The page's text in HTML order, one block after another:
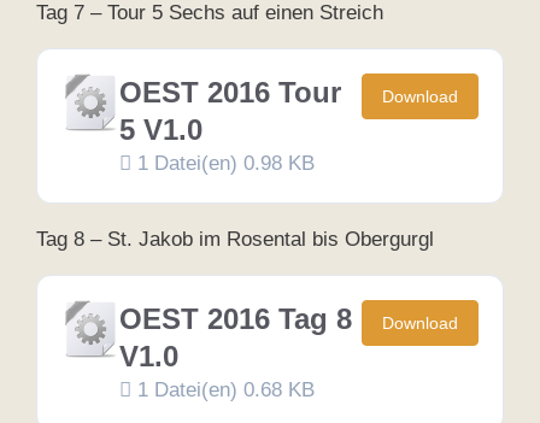
Tag 7 – Tour 5 Sechs auf einen Streich
OEST 2016 Tour
5 V1.0
1 Datei(en) 0.98 KB
Download
Tag 8 – St. Jakob im Rosental bis Obergurgl
OEST 2016 Tag 8
V1.0
1 Datei(en) 0.68 KB
Download